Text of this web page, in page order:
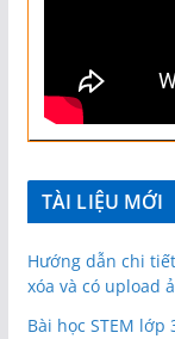
TÀI LIỆU MỚI
Hướng dẫn chi
xóa và có upload
Bài học STEM